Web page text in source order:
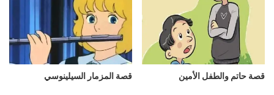
قصة حاتم والطفل الأمين قصة المزمار السيلينوسي